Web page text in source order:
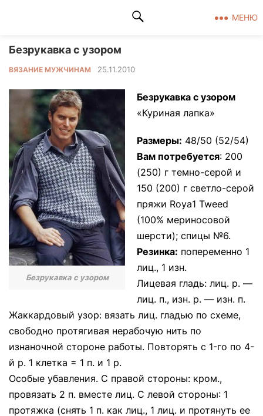
МЕНЮ
Безрукавка с узором
ВЯЗАНИЕ МУЖЧИНАМ 25.11.2010
Безрукавка с узором
Безрукавка с узором
«Куриная лапка»
Размеры: 48/50 (52/54)
Вам потребуется: 200
(250) г темно-серой и
150 (200) г светло-серой
пряжи Roуа1 Tweed
(100% мериносовой
шерсти); спицы №6.
Резинка: попеременно 1
лиц., 1 изн.
Лицевая гладь: лиц. р. —
лиц. п., изн. р. — изн. п.
Жаккардовый узор: вязать лиц. гладью по схеме,
свободно протягивая нерабочую нить по
изнаночной стороне работы. Повторять с 1-го по 4-
й р. 1 клетка = 1 п. и 1 р.
Особые убавления. С правой стороны: кром.,
провязать 2 п. вместе лиц. С левой стороны: 1
протяжка (снять 1 п. как лиц., 1 лиц. и протянуть ее